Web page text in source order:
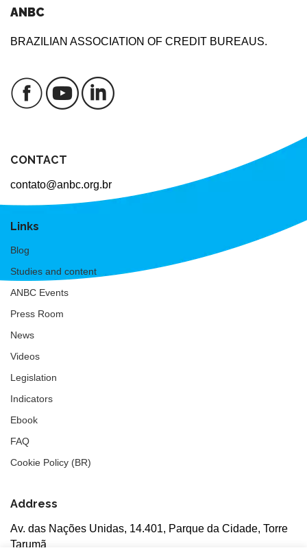
ANBC
BRAZILIAN ASSOCIATION OF CREDIT BUREAUS.
CONTACT
contato@anbc.org.br
Links
Blog
Studies and content
ANBC Events
Press Room
News
Videos
Legislation
Indicators
Ebook
FAQ
Cookie Policy (BR)
Address
Av. das Nações Unidas, 14.401, Parque da Cidade, Torre
Tarumã